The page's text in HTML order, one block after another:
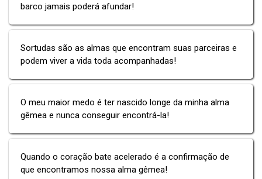
barco jamais poderá afundar!
Sortudas são as almas que encontram suas parceiras e
podem viver a vida toda acompanhadas!
O meu maior medo é ter nascido longe da minha alma
gêmea e nunca conseguir encontrá-la!
Quando o coração bate acelerado é a confirmação de
que encontramos nossa alma gêmea!